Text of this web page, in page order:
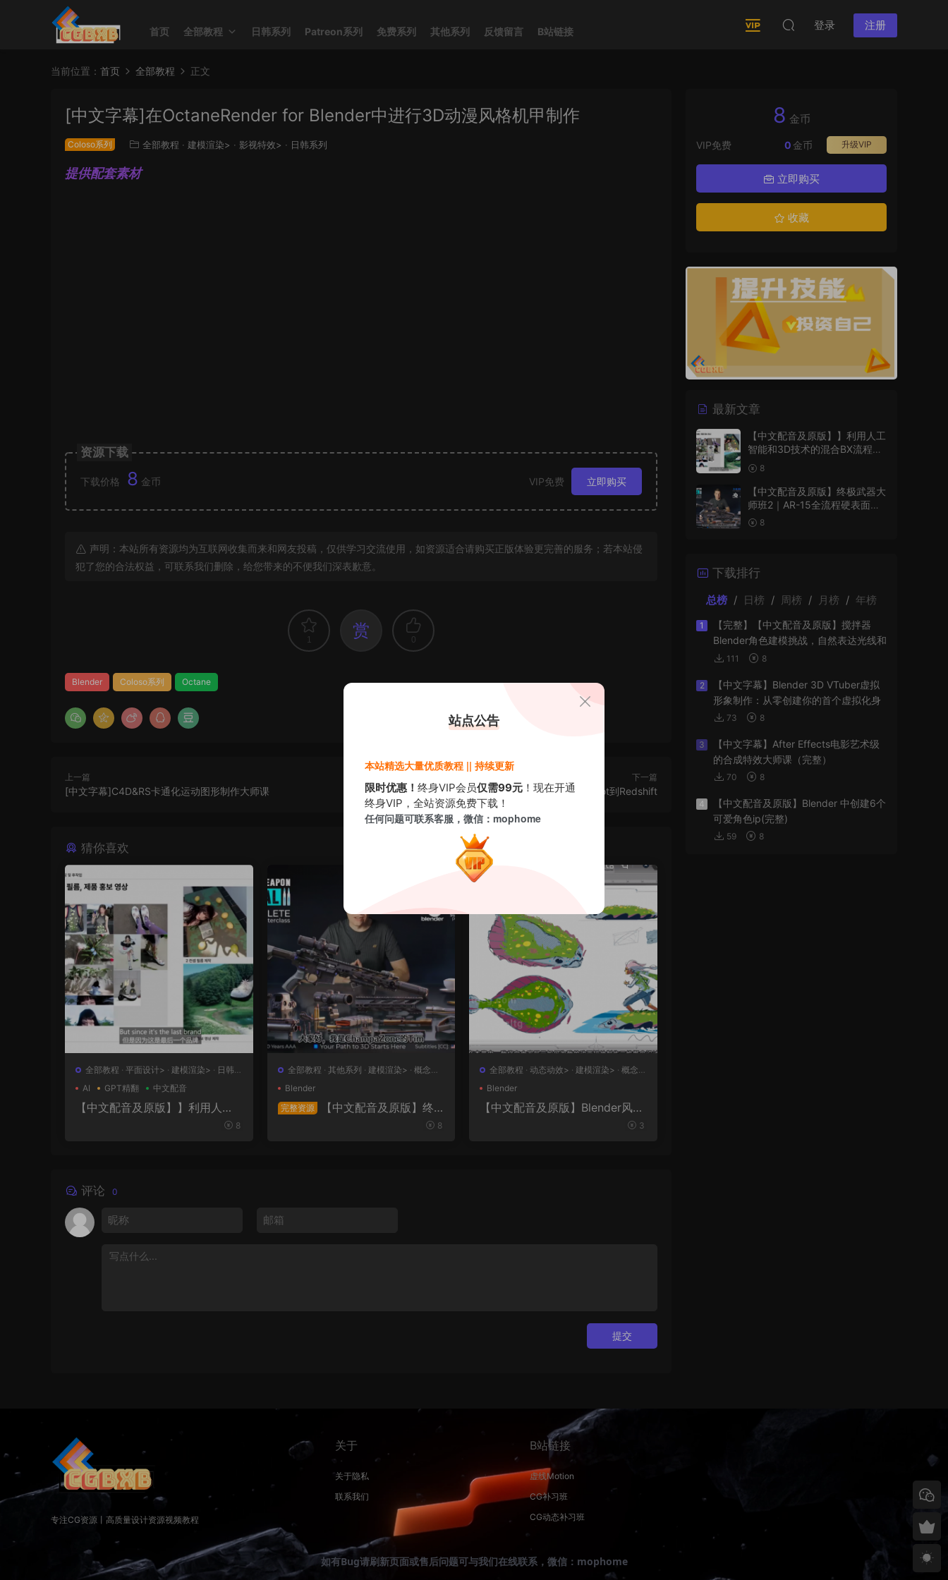
首页 全部教程 日韩系列 Patreon系列 免费系列 其他系列 反馈留言 B站链接 登录 注册
当前位置： 首页 全部教程 正文
[中文字幕]在OctaneRender for Blender中进行3D动漫风格机甲制作
Coloso系列 全部教程 · 建模渲染> · 影视特效> · 日韩系列
提供配套素材
资源下载
下载价格 8 金币 VIP免费 立即购买
声明：本站所有资源均为互联网收集而来和网友投稿，仅供学习交流使用，如资源适合请购买正版体验更完善的服务；若本站侵
犯了您的合法权益，可联系我们删除，给您带来的不便我们深表歉意。
1 赏 0
Blender Coloso系列 Octane
上一篇
[中文字幕]C4D&RS卡通化运动图形制作大师课
下一篇
[中文字幕]工业设计高质量3D渲染：从 Keyshot到Redshift
猜你喜欢
全部教程 · 平面设计> · 建模渲染> · 日韩
AI GPT精翻 中文配音
【中文配音及原版】】利用人工
智能和3D技术的混合BX流程和品
8
全部教程 · 其他系列 · 建模渲染> · 概念设
Blender
完整资源
【中文配音及原版】终
极武器大师班2｜AR-15全流程硬8
全部教程 ·动态动效> ·建模渲染> ·概念
Blender
【中文配音及原版】Blender风格
3
评论 0
提交
8 金币
VIP免费 升级VIP
0 金币
立即购买
收藏
最新文章
【中文配音及原版】】利用人工
智能和3D技术的混合BX流程和
品牌艺术设计
8
【中文配音及原版】终极武器大
师班2｜AR-15全流程硬表面王
者课（中文语音版+中文字幕版
8
下载排行
总榜 / 日榜 / 周榜 / 月榜 / 年榜
1
【完整】【中文配音及原版】搅拌器
Blender角色建模挑战，自然表达光线和
阴影111 8
2
【中文字幕】Blender 3D VTuber虚拟
形象制作：从零创建你的首个虚拟化身
73 8
3
【中文字幕】After Effects电影艺术级
的合成特效大师课（完整）
70 8
4
【中文配音及原版】Blender 中创建6个
可爱角色ip(完整)
59 8
专注CG资源丨高质量设计资源视频教程
关于
关于隐私
联系我们
B站链接
虚线Motion
CG补习班
CG动态补习班
如有Bug请刷新页面或售后问题可与我们在线联系，微信：mophome
站点公告
本站精选大量优质教程 || 持续更新
限时优惠！ 终身VIP会员仅需99元 ！现在开通
终身VIP，全站资源免费下载！
任何问题可联系客服，微信：mophome